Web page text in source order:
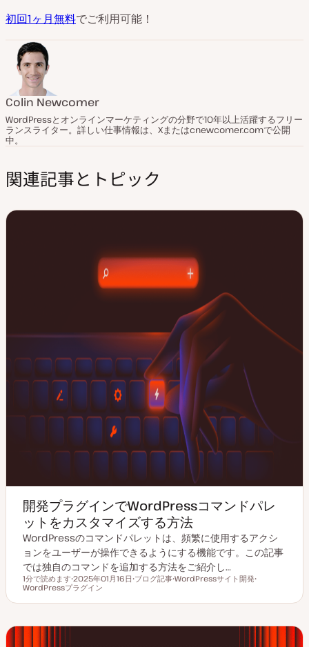
初回1ヶ月無料でご利用可能！
Colin Newcomer
WordPressとオンラインマーケティングの分野で10年以上活躍するフリー
ランスライター。詳しい仕事情報は、Xまたはcnewcomer.comで公開
中。
関連記事とトピック
開発プラグインでWordPressコマンドパレ
ットをカスタマイズする方法
WordPressのコマンドパレットは、頻繁に使用するアクシ
ョンをユーザーが操作できるようにする機能です。この記事
では独自のコマンドを追加する方法をご紹介し…
読むのにかかる時間
1分で読めます
更
日
2025年01月16日
タ
ブログ記事
ッ
WordPressサイト開発
ッ
WordPressプラグイン